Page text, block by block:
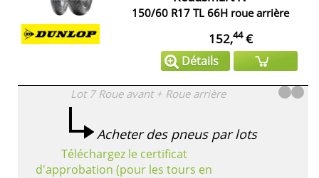
150/60 R17 TL 66H roue arrière
152,44€
Détails
Lot 7 Roue avant + Roue arrière
Acheter des pneus par lots
Téléchargez le certificat
d'approbation (pour les tours en